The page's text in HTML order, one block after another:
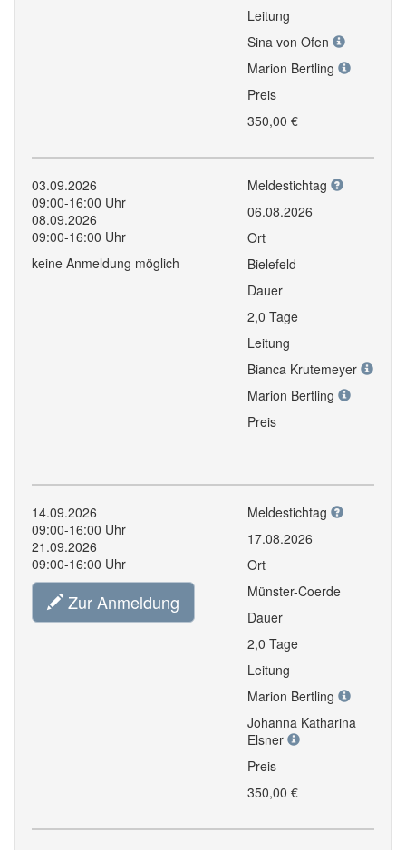
Leitung
Sina von Ofen
Marion Bertling
Preis
350,00 €
03.09.2026
09:00-16:00 Uhr
08.09.2026
09:00-16:00 Uhr
keine Anmeldung möglich
Meldestichtag
06.08.2026
Ort
Bielefeld
Dauer
2,0 Tage
Leitung
Bianca Krutemeyer
Marion Bertling
Preis
14.09.2026
09:00-16:00 Uhr
21.09.2026
09:00-16:00 Uhr
Zur Anmeldung
Meldestichtag
17.08.2026
Ort
Münster-Coerde
Dauer
2,0 Tage
Leitung
Marion Bertling
Johanna Katharina
Elsner
Preis
350,00 €